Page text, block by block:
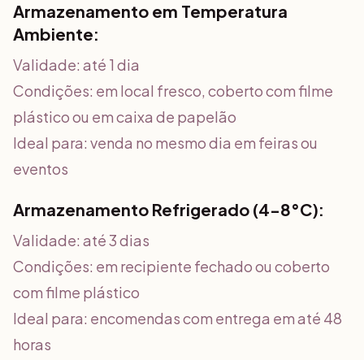
Armazenamento em Temperatura
Ambiente:
Validade: até 1 dia
Condições: em local fresco, coberto com filme
plástico ou em caixa de papelão
Ideal para: venda no mesmo dia em feiras ou
eventos
Armazenamento Refrigerado (4-8°C):
Validade: até 3 dias
Condições: em recipiente fechado ou coberto
com filme plástico
Ideal para: encomendas com entrega em até 48
horas